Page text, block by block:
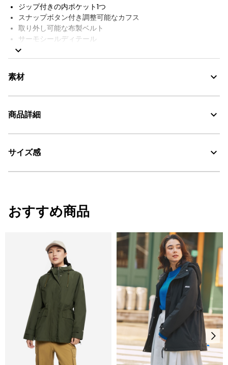
ジップ付きの内ポケット1つ
スナップボタン付き調整可能なカフス
取り外し可能な布製ベルト
サーモシールディテール
前面2WAYジップとスナップボタンフラップ付き
Aigle刺繍
撥水シーム
裏地付き
素材
MTD：透湿・防水
60℃。
アイロン仕上げ処理はできない。
ドライクリーニング処理ができない。
ウェットクリーニング処理ができる。：通常の処理
商品詳細
・色：オジエ (004)
サイズ感
身幅 裾幅
50 66
52 68
M 56 72
L 60 76
おすすめ商品